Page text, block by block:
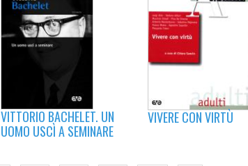
VITTORIO BACHELET. UN
UOMO USCÌ A SEMINARE
VIVERE CON VIRTÙ